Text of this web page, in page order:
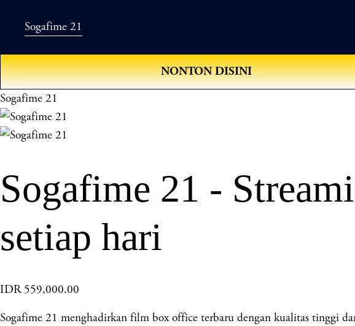
Sogafime 21
NONTON DISINI
Sogafime 21
Sogafime 21 -
setiap hari
IDR 559,000.00
Sogafime 21 menghadirkan film box office terbaru dengan kualitas tinggi